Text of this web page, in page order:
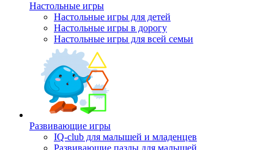
Настольные игры
Настольные игры для детей
Настольные игры в дорогу
Настольные игры для всей семьи
Развивающие игры
IQ-club для малышей и младенцев
Развивающие пазлы для малышей